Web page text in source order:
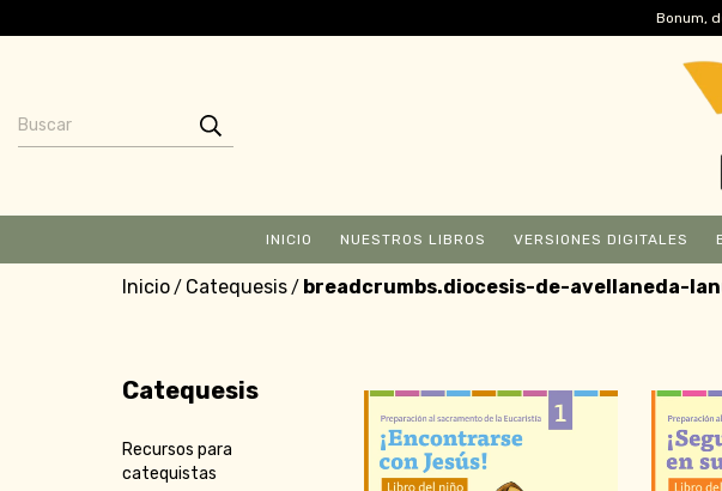
Bonum,
INICIO NUESTROS LIBROS VERSIONES DIGITALES
Inicio/ Catequesis/ breadcrumbs.diocesis-de-avellaneda-
Catequesis
Recursos para
catequistas